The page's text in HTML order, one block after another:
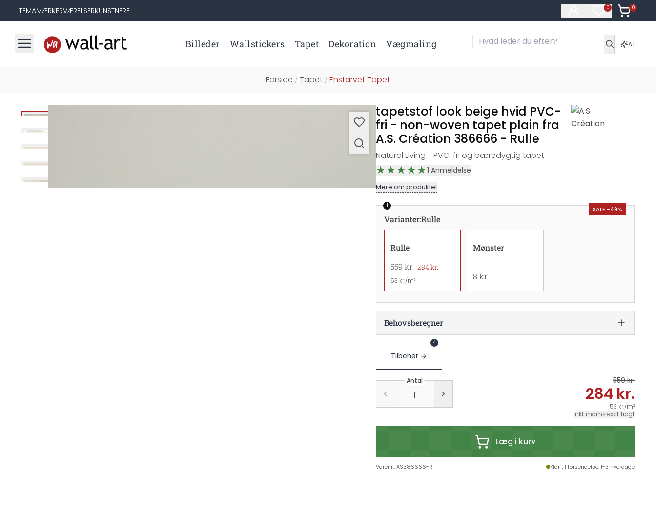
TEMAMÆRKERVÆRELSERKUNSTNERE 0
Varer på
0
Varer i
Billeder Wallstickers Tapet Dekoration Vægmaling AI
Forside / Tapet / Ensfarvet Tapet
tapetstof look beige hvid PVC-
fri - non-woven tapet plain fra
A.S. Création 386666 - Rulle
Natural Living - PVC-fri og bæredygtig tapet
1 Anmeldelse
Mere om produktet
SALE -49%
1
Varianter:Rulle
Rulle
559 kr. 284 kr.
53 kr./m²
Mønster
8 kr.
Behovsberegner
Tilbehør
4
Antal 559 kr.
284 kr.
53 kr./m²
inkl. moms excl. fragt
Læg i kurv
Varenr.:AS386666-R Klar til forsendelse: 1-3 hverdage